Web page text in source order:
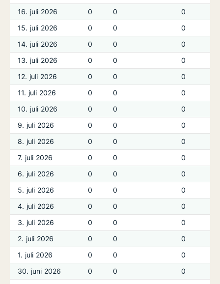
16. juli 2026
0 0
0
15. juli 2026
0 0
0
14. juli 2026
0 0
0
13. juli 2026
0 0
0
12. juli 2026
0 0
0
11. juli 2026
0 0
0
10. juli 2026
0 0
0
9. juli 2026
0 0
0
8. juli 2026
0 0
0
7. juli 2026
0 0
0
6. juli 2026
0 0
0
5. juli 2026
0 0
0
4. juli 2026
0 0
0
3. juli 2026
0 0
0
2. juli 2026
0 0
0
1. juli 2026
0 0
0
30. juni 2026
0 0
0